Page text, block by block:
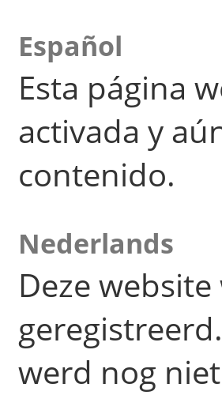
Español
Esta página
activada y
contenido.
Nederlands
Deze
werd nog